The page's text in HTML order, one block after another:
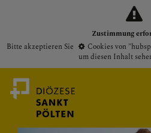
Zustimmung
Bitte akzeptieren Sie
Cookies von
um diesen Inhalt